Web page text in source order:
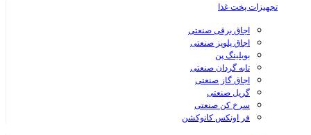
تجهیزات پخت غذا
اجاق برقی صنعتی
اجاق پلوپز صنعتی
بویلینگ پن
تابه گردان صنعتی
اجاق گاز صنعتی
گریل صنعتی
سرخ کن صنعتی
فر اونکس کانوکشن